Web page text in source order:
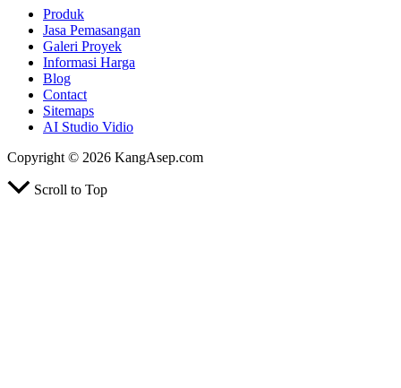
Produk
Jasa Pemasangan
Galeri Proyek
Informasi Harga
Blog
Contact
Sitemaps
AI Studio Vidio
Copyright © 2026 KangAsep.com
Scroll to Top